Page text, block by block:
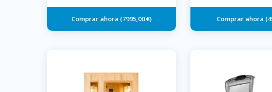
7995,00 €